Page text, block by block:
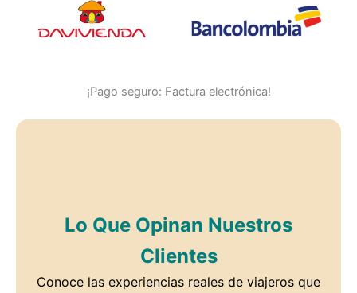
¡Pago seguro: Factura electrónica!
Lo Que Opinan Nuestros
Clientes
Conoce las experiencias reales de viajeros que